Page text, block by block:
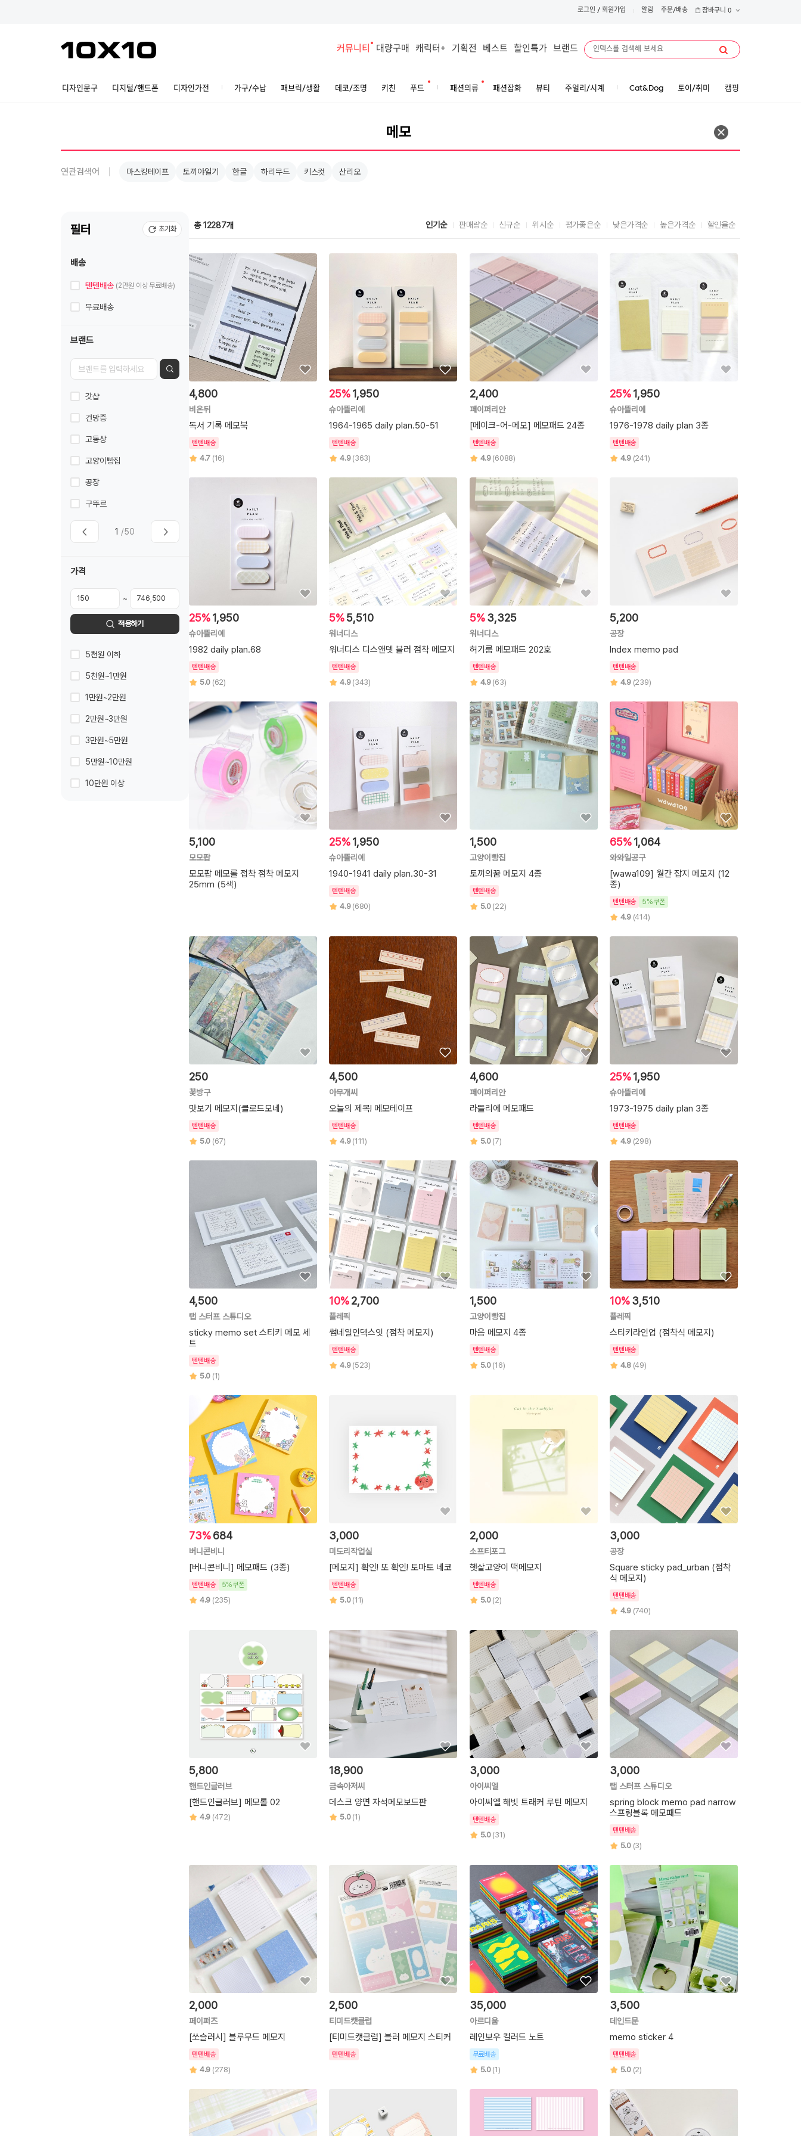
로그인 / 회원가입 알림 주문/배송 장바구니 0
커뮤니티 대량구매 캐릭터+ 기획전 베스트 할인특가 브랜드
디자인문구 디지털/핸드폰 디자인가전 가구/수납 패브릭/생활 데코/조명 키친 푸드 패션의류 패션잡화 뷰티 주얼리/시계 Cat&Dog 토이/취미 캠핑
연관검색어 마스킹테이프 토끼야일기 한글 하리무드 키스컷 산리오
필터 초기화
배송
텐텐배송 (2만원 이상 무료배송)
무료배송
브랜드
갓샵
건망증
고동상
고양이빵집
공장
구뚜르
1 /50
가격
~
적용하기
5천원 이하
5천원~1만원
1만원~2만원
2만원~3만원
3만원~5만원
5만원~10만원
10만원 이상
총 12287개 인기순 판매량순 신규순 위시순 평가좋은순 낮은가격순 높은가격순 할인율순
4,800
비온뒤
독서 기록 메모북
텐텐배송
4.7 (16)
25%1,950
슈아뜰리에
1964-1965 daily plan.50-51
텐텐배송
4.9 (363)
2,400
페이퍼리안
[메이크-어-메모] 메모패드 24종
텐텐배송
4.9 (6088)
25% 1,950
슈아뜰리에
1976-1978 daily plan 3종
텐텐배송
4.9 (241)
25%1,950
슈아뜰리에
1982 daily plan.68
텐텐배송
5.0 (62)
5%5,510
워너디스
워너디스 디스앤뎃 블러 점착 메모지
텐텐배송
4.9 (343)
5% 3,325
워너디스
허기룸 메모패드 202호
텐텐배송
4.9 (63)
5,200
공장
Index memo pad
텐텐배송
4.9 (239)
5,100
모모팝
모모팝 메모롤 접착 점착 메모지
25mm (5색)
25%1,950
슈아뜰리에
1940-1941 daily plan.30-31
텐텐배송
4.9 (680)
1,500
고양이빵집
토끼의꿈 메모지 4종
텐텐배송
5.0 (22)
65% 1,064
와와일공구
[wawa109] 월간 잡지 메모지 (12
종)
텐텐배송 5%쿠폰
4.9 (414)
250
꽃방구
맛보기 메모지(클로드모네)
텐텐배송
5.0 (67)
4,500
아무개씨
오늘의 제목! 메모테이프
텐텐배송
4.9 (111)
4,600
페이퍼리안
라뜰리에 메모패드
텐텐배송
5.0 (7)
25% 1,950
슈아뜰리에
1973-1975 daily plan 3종
텐텐배송
4.9 (298)
4,500
탭 스터프 스튜디오
sticky memo set 스티키 메모 세
트
텐텐배송
5.0 (1)
10%2,700
플레픽
썸네일인덱스잇 (점착 메모지)
텐텐배송
4.9 (523)
1,500
고양이빵집
마음 메모지 4종
텐텐배송
5.0 (16)
10% 3,510
플레픽
스티키라인업 (점착식 메모지)
텐텐배송
4.8 (49)
73%684
버니콘비니
[버니콘비니] 메모패드 (3종)
텐텐배송 5%쿠폰
4.9 (235)
3,000
미도리작업실
[메모지] 확인! 또 확인! 토마토 네코
텐텐배송
5.0 (11)
2,000
소프티포그
햇살고양이 떡메모지
텐텐배송
5.0 (2)
3,000
공장
Square sticky pad_urban (점착
식 메모지)
텐텐배송
4.9 (740)
5,800
핸드인글러브
[핸드인글러브] 메모롤 02
4.9 (472)
18,900
금속아저씨
데스크 양면 자석메모보드판
5.0 (1)
3,000
아이씨엘
아이씨엘 해빗 트래커 루틴 메모지
텐텐배송
5.0 (31)
3,000
탭 스터프 스튜디오
spring block memo pad narrow
스프링블록 메모패드
텐텐배송
5.0 (3)
2,000
페이퍼즈
[쏘슬러시] 블루무드 메모지
텐텐배송
4.9 (278)
2,500
티미드캣클럽
[티미드캣클럽] 블러 메모지 스티커
텐텐배송
35,000
아르디움
레인보우 컬러드 노트
무료배송
5.0 (1)
3,500
데인드문
memo sticker 4
텐텐배송
5.0 (2)